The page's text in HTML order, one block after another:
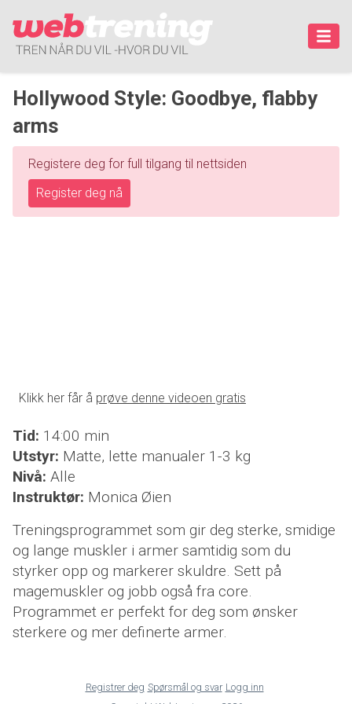
Hollywood Style: Goodbye, flabby
arms
Registere deg for full tilgang til nettsiden
Register deg nå
Klikk her får å prøve denne videoen gratis
Tid: 14:00 min
Utstyr: Matte, lette manualer 1-3 kg
Nivå: Alle
Instruktør: Monica Øien
Treningsprogrammet som gir deg sterke, smidige
og lange muskler i armer samtidig som du
styrker opp og markerer skuldre. Sett på
magemuskler og jobb også fra core.
Programmet er perfekt for deg som ønsker
sterkere og mer definerte armer.
Registrer deg Spørsmål og svar Logg inn